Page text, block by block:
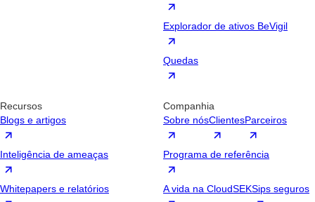
Explorador de ativos BeVigil
Quedas
Recursos
Blogs e artigos
Inteligência de ameaças
Whitepapers e relatórios
Companhia
Sobre nósClientesParceiros
Programa de referência
A vida na CloudSEKSips seguros